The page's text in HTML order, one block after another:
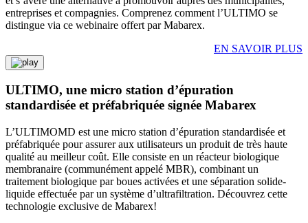
entreprises et compagnies. Comprenez comment l’ULTIMO se
distingue via ce webinaire offert par Mabarex.
EN SAVOIR PLUS
ULTIMO, une micro station d’épuration
standardisée et préfabriquée signée Mabarex
L’ULTIMOMD est une micro station d’épuration standardisée et
préfabriquée pour assurer aux utilisateurs un produit de très haute
qualité au meilleur coût. Elle consiste en un réacteur biologique
membranaire (communément appelé MBR), combinant un
traitement biologique par boues activées et une séparation solide-
liquide effectuée par un système d’ultrafiltration. Découvrez cette
technologie exclusive de Mabarex!